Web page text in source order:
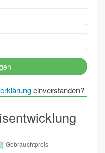
einverstanden?